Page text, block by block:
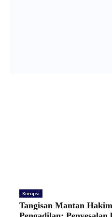
Korupsi
Tangisan Mantan